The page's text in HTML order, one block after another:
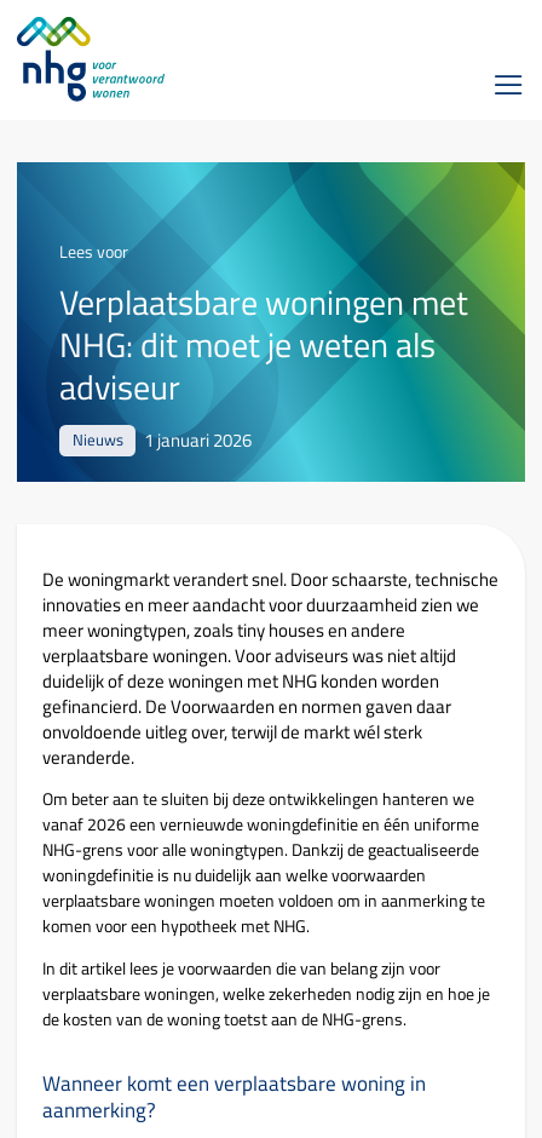
Lees voor
Verplaatsbare woningen met
NHG: dit moet je weten als
adviseur
Nieuws 1 januari 2026
De woningmarkt verandert snel. Door schaarste, technische
innovaties en meer aandacht voor duurzaamheid zien we
meer woningtypen, zoals tiny houses en andere
verplaatsbare woningen. Voor adviseurs was niet altijd
duidelijk of deze woningen met NHG konden worden
gefinancierd. De Voorwaarden en normen gaven daar
onvoldoende uitleg over, terwijl de markt wél sterk
veranderde.
Om beter aan te sluiten bij deze ontwikkelingen hanteren we
vanaf 2026 een vernieuwde woningdefinitie en één uniforme
NHG-grens voor alle woningtypen. Dankzij de geactualiseerde
woningdefinitie is nu duidelijk aan welke voorwaarden
verplaatsbare woningen moeten voldoen om in aanmerking te
komen voor een hypotheek met NHG.
In dit artikel lees je voorwaarden die van belang zijn voor
verplaatsbare woningen, welke zekerheden nodig zijn en hoe je
de kosten van de woning toetst aan de NHG-grens.
Wanneer komt een verplaatsbare woning in
aanmerking?